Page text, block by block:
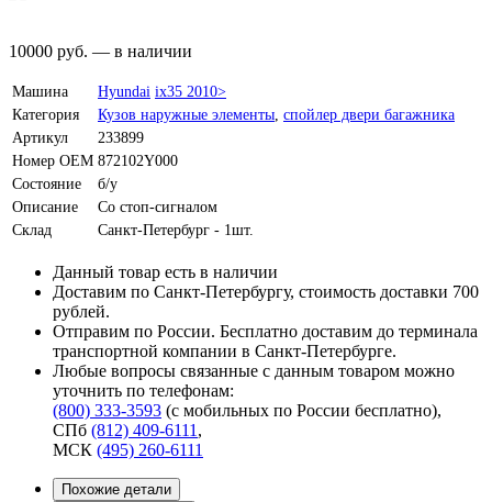
10000 руб. — в наличии
Машина Hyundai ix35 2010>
Категория
Кузов наружные элементы спойлер двери багажника
Артикул
233899
Номер OEM 872102Y000
Состояние
б/у
Описание
Со стоп-сигналом
Склад
Санкт-Петербург - 1шт.
Данный товар есть в наличии
Доставим по Санкт-Петербургу, стоимость доставки 700
рублей.
Отправим по России. Бесплатно доставим до терминала
транспортной компании в Санкт-Петербурге.
Любые вопросы связанные с данным товаром можно
уточнить по телефонам:
(800) 333-3593 (с мобильных по России бесплатно),
СПб (812) 409-6111 ,
МСК (495) 260-6111
Похожие детали